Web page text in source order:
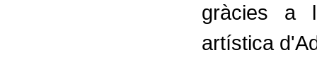
gràcies a
artística